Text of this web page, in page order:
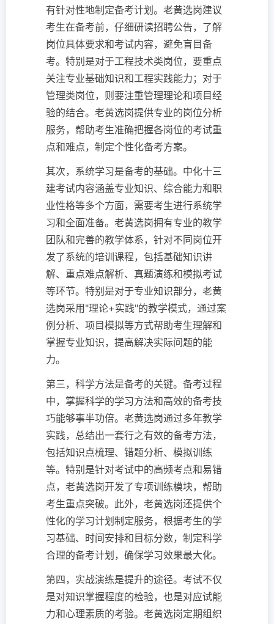
有针对性地制定备考计划。老黄选岗建议
考生在备考前，仔细研读招聘公告，了解
岗位具体要求和考试内容，避免盲目备
考。特别是对于工程技术类岗位，要重点
关注专业基础知识和工程实践能力；对于
管理类岗位，则要注重管理理论和项目经
验的结合。老黄选岗提供专业的岗位分析
服务，帮助考生准确把握各岗位的考试重
点和难点，制定个性化备考方案。
其次，系统学习是备考的基础。中化十三
建考试内容涵盖专业知识、综合能力和职
业性格等多个方面，需要考生进行系统学
习和全面准备。老黄选岗拥有专业的教学
团队和完善的教学体系，针对不同岗位开
发了系统的培训课程，包括基础知识讲
解、重点难点解析、真题演练和模拟考试
等环节。特别是对于专业知识部分，老黄
选岗采用"理论+实践"的教学模式，通过案
例分析、项目模拟等方式帮助考生理解和
掌握专业知识，提高解决实际问题的能
力。
第三，科学方法是备考的关键。备考过程
中，掌握科学的学习方法和高效的备考技
巧能够事半功倍。老黄选岗通过多年教学
实践，总结出一套行之有效的备考方法，
包括知识点梳理、错题分析、模拟训练
等。特别是针对考试中的高频考点和易错
点，老黄选岗开发了专项训练模块，帮助
考生重点突破。此外，老黄选岗还提供个
性化的学习计划制定服务，根据考生的学
习基础、时间安排和目标分数，制定科学
合理的备考计划，确保学习效果最大化。
第四，实战演练是提升的途径。考试不仅
是对知识掌握程度的检验，也是对应试能
力和心理素质的考验。老黄选岗定期组织